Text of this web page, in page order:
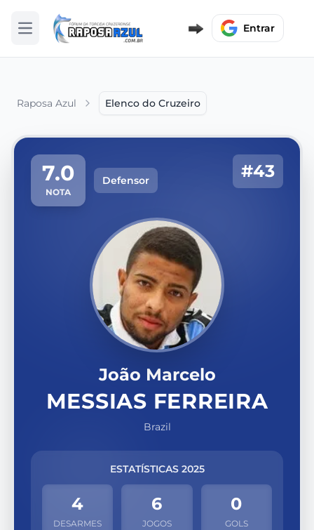
Abrir menu Entrar
Raposa Azul Elenco do Cruzeiro
7.0
NOTA
Defensor #43
João Marcelo
MESSIAS FERREIRA
Brazil
ESTATÍSTICAS 2025
4
DESARMES
6
JOGOS
0
GOLS